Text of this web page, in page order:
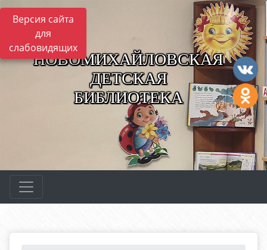
Версия сайта
для
слабовидящих
НОВОМИХАЙЛОВСКАЯ
ДЕТСКАЯ
БИБЛИОТЕКА